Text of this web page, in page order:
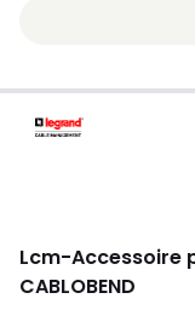
Lcm-Accessoire
CABLOBEND